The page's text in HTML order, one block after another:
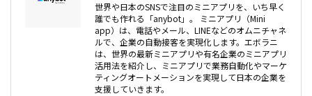
世界や日本のSNSで注目のミニアプリを、いち早く
誰でも作れる「anybot」。 ミニアプリ（Mini
app）は、電話やメール、LINEなどのオムニチャネ
ルで、企業の自動接客を実現化します。エボラニ
は、世界の最新ミニアプリや有名企業のミニアプリ
活用法を紹介し、ミニアプリで業務自動化やマーケ
ティングオートメーションを実現して日本の企業を
支援していきます。